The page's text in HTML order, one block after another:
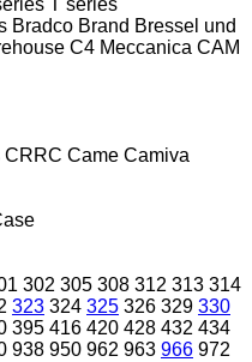
Bradco Brand Bressel und
C4 Meccanica CAM
CRRC Came Camiva
302 305 308 312 313 314
323 324 325 326 329 330
395 416 420 428 432 434
938 950 962 963 966 972